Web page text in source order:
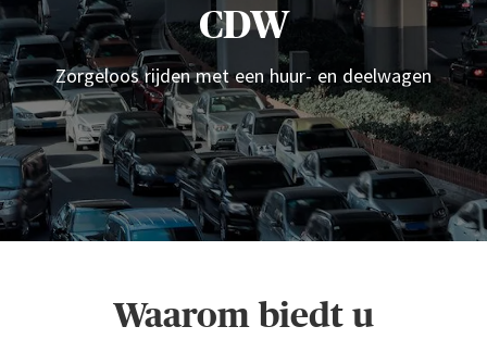
CDW
Zorgeloos rijden met een huur- en deelwagen
Waarom biedt u